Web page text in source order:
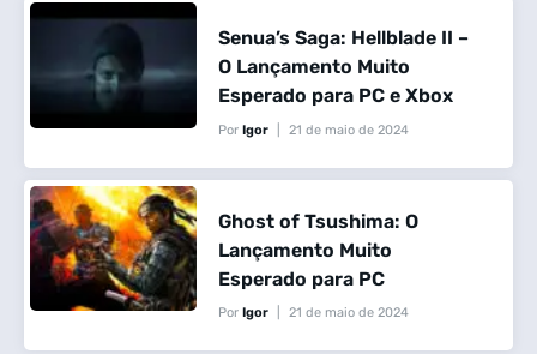
Senua’s Saga: Hellblade II –
O Lançamento Muito
Esperado para PC e Xbox
PorIgor 21 de maio de 2024
Ghost of Tsushima: O
Lançamento Muito
Esperado para PC
PorIgor 21 de maio de 2024